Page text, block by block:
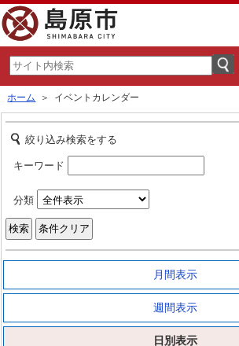
ホーム ＞ イベントカレンダー
絞り込み検索をする
キーワード
分類
月間表示
週間表示
日別表示